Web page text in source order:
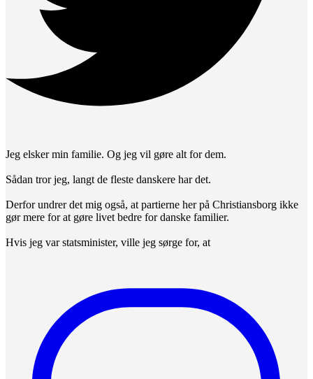
Jeg elsker min familie. Og jeg vil gøre alt for dem.
Sådan tror jeg, langt de fleste danskere har det.
Derfor undrer det mig også, at partierne her på Christiansborg ikke
gør mere for at gøre livet bedre for danske familier.
Hvis jeg var statsminister, ville jeg sørge for, at